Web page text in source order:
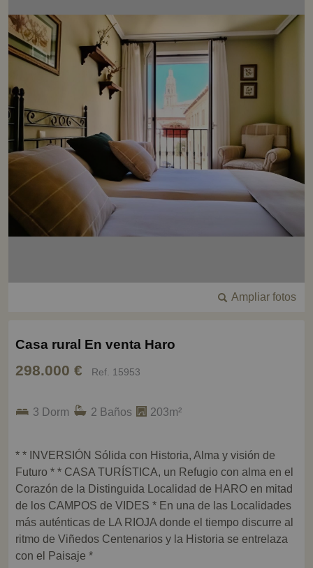
Ampliar fotos
Casa rural En venta Haro
298.000 € Ref. 15953
3 Dorm 2 Baños 203m²
* * INVERSIÓN Sólida con Historia, Alma y visión de
Futuro * * CASA TURÍSTICA, un Refugio con alma en el
Corazón de la Distinguida Localidad de HARO en mitad
de los CAMPOS de VIDES * En una de las Localidades
más auténticas de LA RIOJA donde el tiempo discurre al
ritmo de Viñedos Centenarios y la Historia se entrelaza
con el Paisaje *